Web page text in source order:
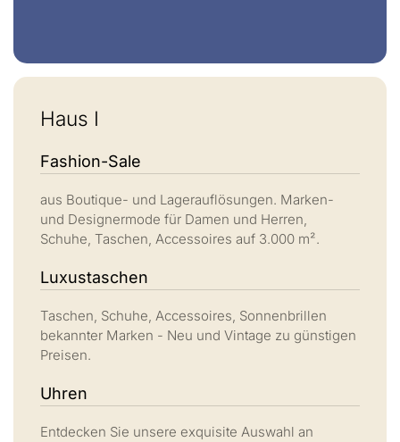
Haus I
Fashion-Sale
aus Boutique- und Lagerauflösungen. Marken-
und Designermode für Damen und Herren,
Schuhe, Taschen, Accessoires auf 3.000 m².
Luxustaschen
Taschen, Schuhe, Accessoires, Sonnenbrillen
bekannter Marken - Neu und Vintage zu günstigen
Preisen.
Uhren
Entdecken Sie unsere exquisite Auswahl an